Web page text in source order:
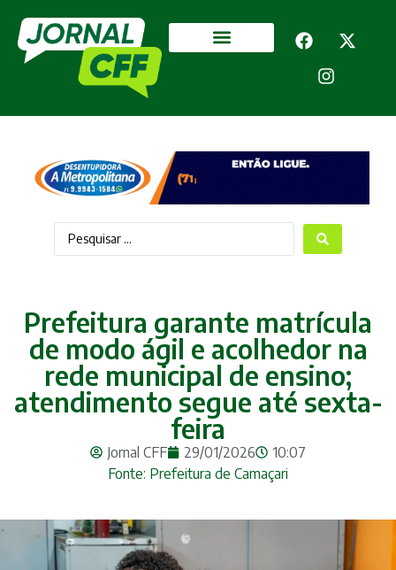
Prefeitura garante matrícula
de modo ágil e acolhedor na
rede municipal de ensino;
atendimento segue até sexta-
feira
Jornal CFF 29/01/2026
10:07
Fonte: Prefeitura de Camaçari